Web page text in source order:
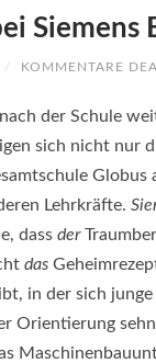
Siemens
/ KOMMENTARE
nach der Schule
sich nicht nur
Globus
Lehrkräfte.
dassder
das
in der sich
Orientierung